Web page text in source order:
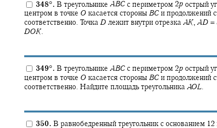
348°. В треугольнике ABC с периметром 2p острый
центром в точке O касается стороны BC и продолжений
соответственно. Точка D лежит внутри отрезка AK, AD =
DOK.
349°. В треугольнике ABC с периметром 2p острый
центром в точке O касается стороны BC и продолжений
соответственно. Найдите площадь треугольника AOL.
350. В равнобедренный треугольник с основанием